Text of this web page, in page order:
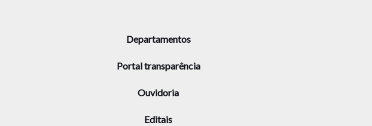
Departamentos
Portal transparência
Ouvidoria
Editais